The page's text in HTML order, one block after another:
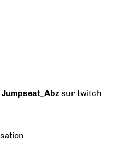
Jumpseat_Abz sur twitch